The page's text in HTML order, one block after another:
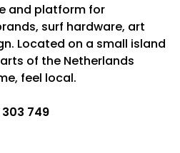
and platform for
surf hardware, art
Located on a small island
of the Netherlands
feel local.
303 749